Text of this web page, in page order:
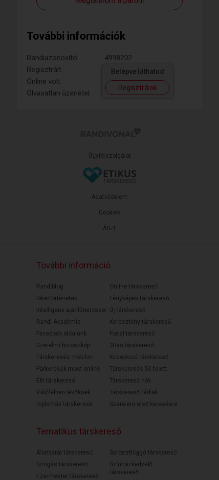
További információk
Randiazonosító:
4998202
Regisztrált:
Online volt:
Olvasatlan üzenetei:
Belépve láthatod
Regisztrálok
Ügyfélszolgálat
ÁSZF
Adatvédelem
Cookiek
További információ
Randiblog
Sikertörténetek
Intelligens ajánlórendszer
Randi Akadémia
Facebook oldalunk
Szerelmi horoszkóp
Társkeresés mobilon
Párkeresők most online
Elit társkereső
Válófélben lévőknek
Diplomás társkereső
Online társkereső
Fényképes társkereső
Új társkereső
Keresztény társkereső
Fiatal társkereső
30as társkereső
Középkorú társkereső
Társkeresés 50 felett
Társkereső nők
Társkereső férfiak
Szerelem első keresésre
Tematikus társkereső
Állatbarát társkereső
Bringás társkereső
Ezermester társkereső
Sorozatfüggő társkereső
Színházkedvelő
társkereső